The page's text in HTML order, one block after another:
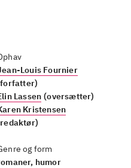
Louis Fournier
Lassen (oversætter)
Kristensen
og form
humor